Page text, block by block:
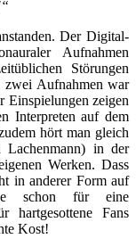
Der Digital-
Aufnahmen
Störungen
zwei Aufnahmen war
Einspielungen zeigen
Interpreten auf dem
hört man gleich
Lachenmann) in der
Werken. Dass
in anderer Form auf
schon für eine
hartgesottene Fans
Kost!